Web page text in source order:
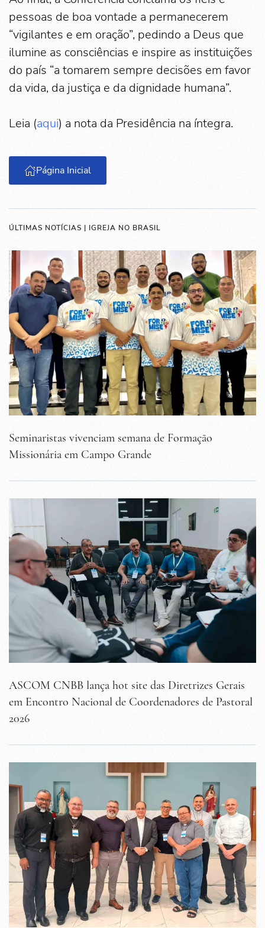
pessoas de boa vontade a permanecerem
“vigilantes e em oração”, pedindo a Deus que
ilumine as consciências e inspire as instituições
do país “a tomarem sempre decisões em favor
da vida, da justiça e da dignidade humana”.
Leia (aqui) a nota da Presidência na íntegra.
Página Inicial
ÚLTIMAS NOTÍCIAS | IGREJA NO BRASIL
Seminaristas vivenciam semana de Formação
Missionária em Campo Grande
ASCOM CNBB lança hot site das Diretrizes Gerais
em Encontro Nacional de Coordenadores de Pastoral
2026